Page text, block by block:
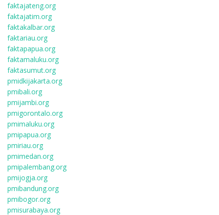
faktajateng.org
faktajatim.org
faktakalbar.org
faktariau.org
faktapapua.org
faktamaluku.org
faktasumut.org
pmidkijakarta.org
pmibali.org
pmijambi.org
pmigorontalo.org
pmimaluku.org
pmipapua.org
pmiriau.org
pmimedan.org
pmipalembang.org
pmijogja.org
pmibandung.org
pmibogor.org
pmisurabaya.org